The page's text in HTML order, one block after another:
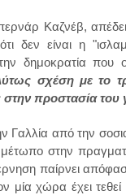
Καζνέβ,
δεν είναι η
δημοκρατία που
σχέση με το
προστασία του
Γαλλία από την
στην
παίρνει
μία χώρα έχει